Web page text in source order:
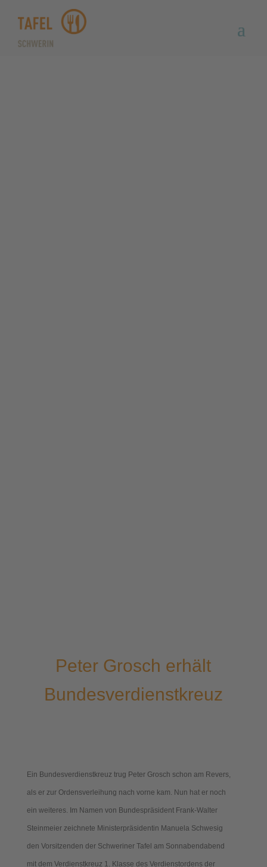
Peter Grosch erhält
Bundesverdienstkreuz
Ein Bundesverdienstkreuz trug Peter Grosch schon am Revers,
als er zur Ordensverleihung nach vorne kam. Nun hat er noch
ein weiteres. Im Namen von Bundespräsident Frank-Walter
Steinmeier zeichnete Ministerpräsidentin Manuela Schwesig
den Vorsitzenden der Schweriner Tafel am Sonnabendabend
mit dem Verdienstkreuz 1. Klasse des Verdienstordens der